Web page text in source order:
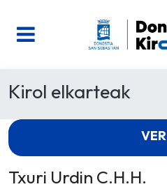
Kirol elkarteak
Txuri Urdin C.H.H.
VER